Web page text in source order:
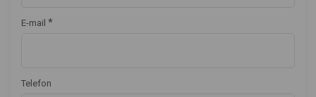
E-mail *
Telefon